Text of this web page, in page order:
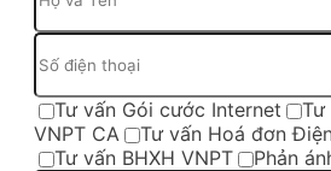
Tư vấn Gói cước Internet
Tư
VNPT CA
Tư vấn Hoá đơn
Tư vấn BHXH VNPT
Phản